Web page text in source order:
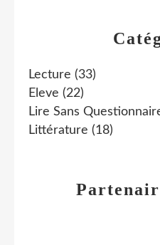
Lecture (33)
Eleve (22)
Lire Sans
Littérature (18)